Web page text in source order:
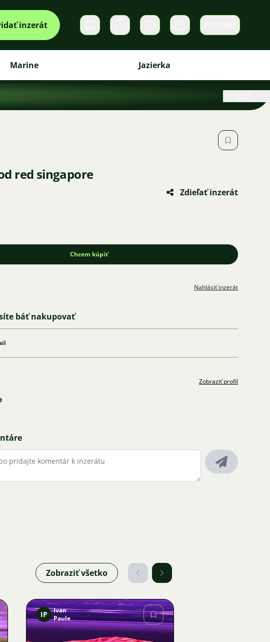
inzerát Súkromné správy Košík
Marine Jazierka
red singapore
Zdieľať inzerát
Chcem kúpiť
Nahlásiť inzerát
báť nakupovať
Zobraziť profil
Zobraziť všetko
IP
Ivan
Paule